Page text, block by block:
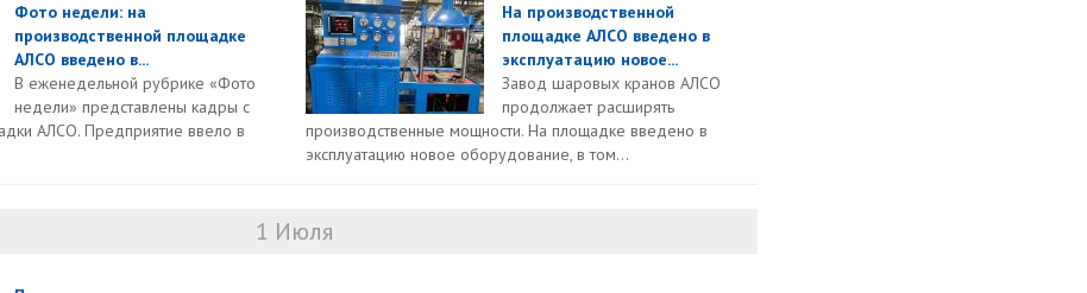
Фото недели: на
производственной площадке
АЛСО введено в...
В еженедельной рубрике «Фото
недели» представлены кадры с
АЛСО. Предприятие ввело в
На производственной
площадке АЛСО введено в
эксплуатацию новое...
Завод шаровых кранов АЛСО
продолжает расширять
производственные мощности. На площадке введено в
эксплуатацию новое оборудование, в том...
1 Июля